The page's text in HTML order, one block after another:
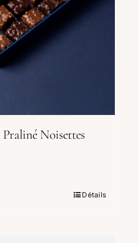
Noisettes
Détails